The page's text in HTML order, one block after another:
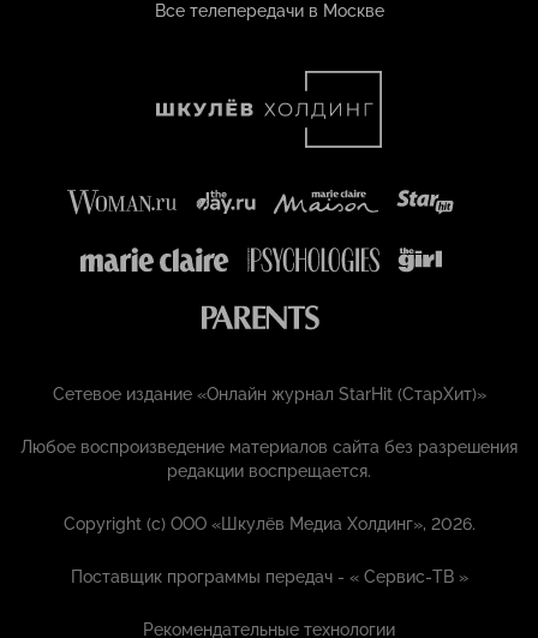
Все телепередачи в Москве
Сетевое издание «Онлайн журнал StarHit (СтарХит)»
Любое воспроизведение материалов сайта без разрешения
редакции воспрещается.
Copyright (с) ООО «Шкулёв Медиа Холдинг», 2026.
Поставщик программы передач - «Сервис-ТВ »
Рекомендательные технологии